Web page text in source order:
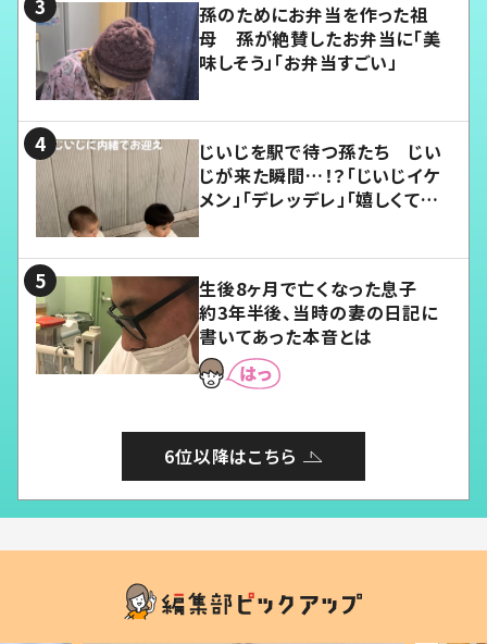
孫のためにお弁当を作った祖
母 孫が絶賛したお弁当に「美
味しそう」「お弁当すごい」
じいじを駅で待つ孫たち じい
じが来た瞬間…！？「じいじイケ
メン」「デレッデレ」「嬉しくて可
生後8ヶ月で亡くなった息子
約3年半後、当時の妻の日記に
書いてあった本音とは
6位以降はこちら